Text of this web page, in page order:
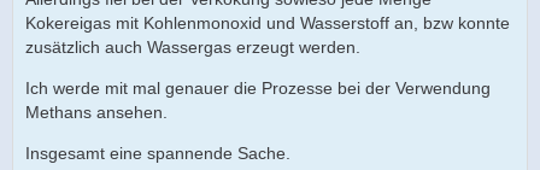
Kokereigas mit Kohlenmonoxid und Wasserstoff an, bzw konnte
zusätzlich auch Wassergas erzeugt werden.
Ich werde mit mal genauer die Prozesse bei der Verwendung
Methans ansehen.
Insgesamt eine spannende Sache.